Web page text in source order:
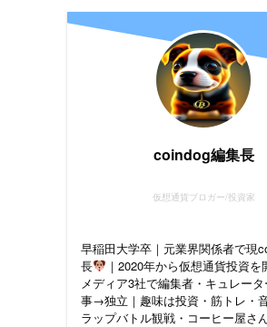
coindog編集長
仮想通貨ブロガー/投資家
早稲田大学卒｜元業界関係者で現
長
｜2020年から仮想通貨投資
メディア3社で編集者・キュレー
事→独立｜趣味は投資・筋トレ・
ラップバトル観戦・コーヒー屋さ